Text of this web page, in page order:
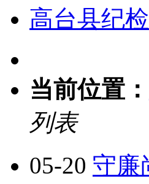
高台县纪
当前位置：
列表
05-20 守廉